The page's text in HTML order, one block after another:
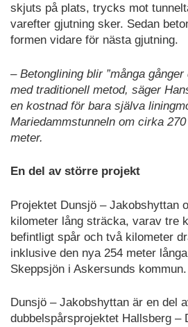
skjuts på plats, trycks mot
varefter gjutning sker. Sedan
formen vidare för nästa gjutning.
– Betonglining blir ”många
med traditionell metod, säger
en kostnad för bara själva
Mariedammstunneln om cirka
meter.
En del av större projekt
Projektet Dunsjö – Jakobshyttan
kilometer lång sträcka, varav tre
befintligt spår och två kilometer
inklusive den nya 254 meter
Skeppsjön i Askersunds kommun.
Dunsjö – Jakobshyttan är en del
dubbelspårsprojektet Hallsberg –